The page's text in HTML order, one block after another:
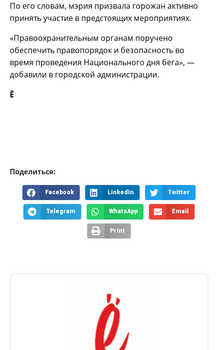
По его словам, мэрия призвала горожан активно
принять участие в предстоящих мероприятиях.
«Правоохранительным органам поручено
обеспечить правопорядок и безопасность во
время проведения Национального дня бега», —
добавили в городской администрации.
Ё
Поделиться:
Facebook LinkedIn Twitter
Telegram WhatsApp Email
Print